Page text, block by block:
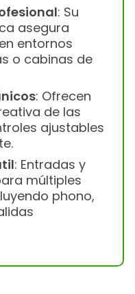
: Su
asegura
entornos
o cabinas de
: Ofrecen
de las
ajustables
: Entradas y
múltiples
phono,